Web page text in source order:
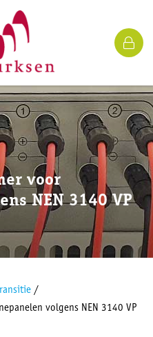
voor
NEN 3140 VP
/
volgens NEN 3140 VP